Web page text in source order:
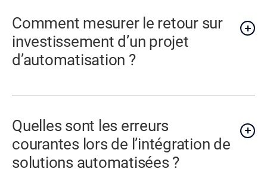
Comment mesurer le retour sur
investissement d’un projet
d’automatisation ?
Quelles sont les erreurs
courantes lors de l’intégration de
solutions automatisées ?